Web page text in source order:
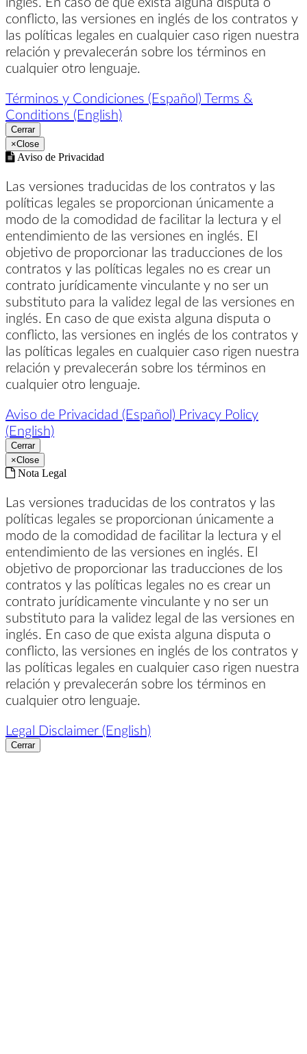
conflicto, las versiones en inglés de los contratos y
las políticas legales en cualquier caso rigen nuestra
relación y prevalecerán sobre los términos en
cualquier otro lenguaje.
Términos y Condiciones (Español) Terms &
Conditions (English)
Cerrar
×Close
Aviso de Privacidad
Las versiones traducidas de los contratos y las
políticas legales se proporcionan únicamente a
modo de la comodidad de facilitar la lectura y el
entendimiento de las versiones en inglés. El
objetivo de proporcionar las traducciones de los
contratos y las políticas legales no es crear un
contrato jurídicamente vinculante y no ser un
substituto para la validez legal de las versiones en
inglés. En caso de que exista alguna disputa o
conflicto, las versiones en inglés de los contratos y
las políticas legales en cualquier caso rigen nuestra
relación y prevalecerán sobre los términos en
cualquier otro lenguaje.
Aviso de Privacidad (Español) Privacy Policy
(English)
Cerrar
×Close
Nota Legal
Las versiones traducidas de los contratos y las
políticas legales se proporcionan únicamente a
modo de la comodidad de facilitar la lectura y el
entendimiento de las versiones en inglés. El
objetivo de proporcionar las traducciones de los
contratos y las políticas legales no es crear un
contrato jurídicamente vinculante y no ser un
substituto para la validez legal de las versiones en
inglés. En caso de que exista alguna disputa o
conflicto, las versiones en inglés de los contratos y
las políticas legales en cualquier caso rigen nuestra
relación y prevalecerán sobre los términos en
cualquier otro lenguaje.
Legal Disclaimer (English)
Cerrar